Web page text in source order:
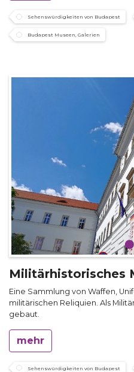
Sehenswürdigkeiten von Budapest
Budapest Museen, Galerien
Militärhistorisches
Eine Sammlung von Waffen,
militärischen Reliquien. Als
gebaut.
mehr
Sehenswürdigkeiten von Budapest